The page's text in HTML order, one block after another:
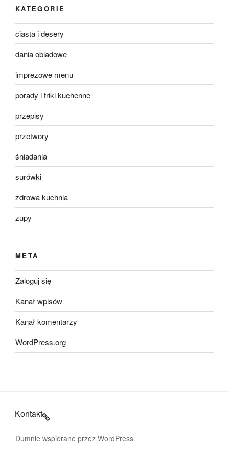
KATEGORIE
ciasta i desery
dania obiadowe
imprezowe menu
porady i triki kuchenne
przepisy
przetwory
śniadania
surówki
zdrowa kuchnia
zupy
META
Zaloguj się
Kanał wpisów
Kanał komentarzy
WordPress.org
Kontakt
Dumnie wspierane przez WordPress